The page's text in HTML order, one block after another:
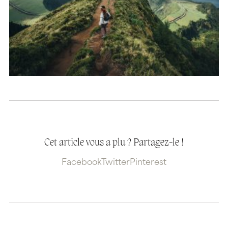
Cet article vous a plu ? Partagez-le !
Facebook TwitterPinterest